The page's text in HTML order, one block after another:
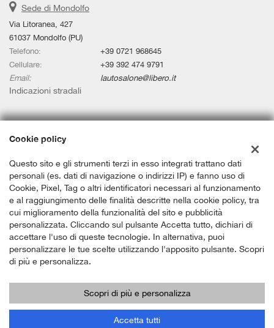
Sede di Mondolfo
Via Litoranea, 427
61037 Mondolfo (PU)
Telefono:
+39 0721 968645
Cellulare:
+39 392 474 9791
Email:
lautosalone@libero.it
Indicazioni stradali
Dati fiscali:
Via Litoranea, 427, Mondolfo (PU)
C.F/P.IVA:02558170417
Registro delle imprese:PU
Copyright © 2026 GestionaleAuto.com S.r.l., Tutti i diritti riservati -
Leggi l'informativa sulla privacy-Cookie Policy
GestionaleAuto.com
Cookie policy
Questo sito e gli strumenti terzi in esso integrati trattano dati
personali (es. dati di navigazione o indirizzi IP) e fanno uso di
Cookie, Pixel, Tag o altri identificatori necessari al funzionamento
e al raggiungimento delle finalità descritte nella cookie policy, tra
cui miglioramento della funzionalità del sito e pubblicità
personalizzata. Cliccando sul pulsante Accetta tutto, dichiari di
accettare l'uso di queste tecnologie. In alternativa, puoi
personalizzare le tue scelte utilizzando l'apposito pulsante. Scopri
di più e personalizza.
Scopri di più e personalizza
Accetta tutti